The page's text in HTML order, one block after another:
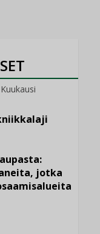
Kuukausi
jotka